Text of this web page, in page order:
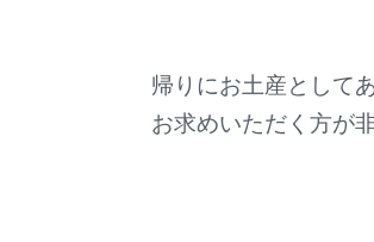
帰りにお土産として
お求めいただく方が